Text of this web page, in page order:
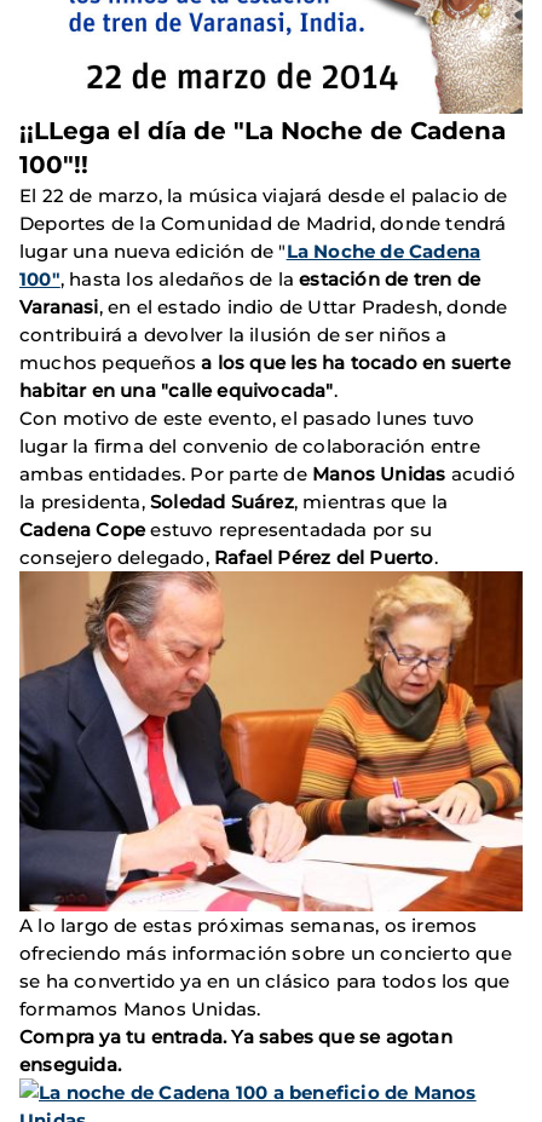
¡¡LLega el día de "La Noche de Cadena
100"!!
El 22 de marzo, la música viajará desde el palacio de
Deportes de la Comunidad de Madrid, donde tendrá
lugar una nueva edición de "La Noche de Cadena
100", hasta los aledaños de laestación de tren de
Varanasi, en el estado indio de Uttar Pradesh, donde
contribuirá a devolver la ilusión de ser niños a
muchos pequeñosa los que les ha tocado en suerte
habitar en una "calle equivocada".
Con motivo de este evento, el pasado lunes tuvo
lugar la firma del convenio de colaboración entre
ambas entidades. Por parte de Manos Unidas acudió
la presidenta, Soledad Suárez, mientras que la
Cadena Copeestuvo representadada por su
consejero delegado, Rafael Pérez del Puerto.
A lo largo de estas próximas semanas, os iremos
ofreciendo más información sobre un concierto que
se ha convertido ya en un clásico para todos los que
formamos Manos Unidas.
Compra ya tu entrada. Ya sabes que se agotan
enseguida.